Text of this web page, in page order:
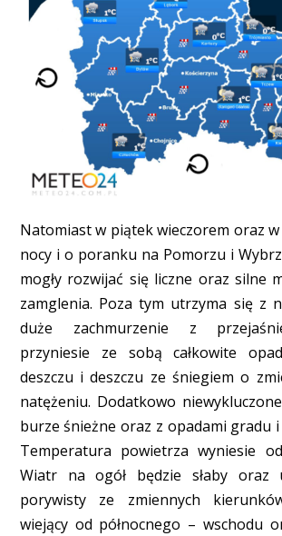
Natomiast w piątek wieczorem oraz
nocy i o poranku na Pomorzu i
mogły rozwijać się liczne oraz silne
zamglenia. Poza tym utrzyma się z
duże zachmurzenie z
przyniesie ze sobą całkowite
deszczu i deszczu ze śniegiem o
natężeniu. Dodatkowo
burze śnieżne oraz z opadami gradu
Temperatura powietrza wyniesie
Wiatr na ogół będzie słaby oraz
porywisty ze zmiennych
wiejący od północnego – wschodu